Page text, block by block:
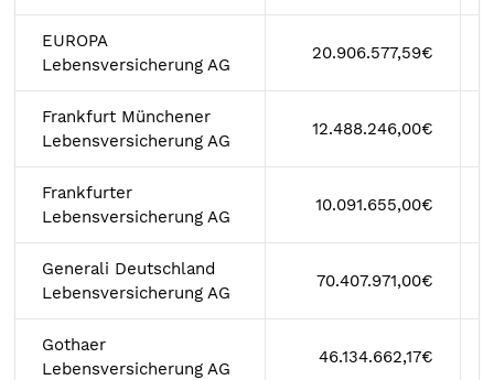
EUROPA
Lebensversicherung AG
20.906.577,59€
Frankfurt Münchener
Lebensversicherung AG
12.488.246,00€
Frankfurter
Lebensversicherung AG
10.091.655,00€
Generali Deutschland
Lebensversicherung AG
70.407.971,00€
Gothaer
Lebensversicherung AG
46.134.662,17€